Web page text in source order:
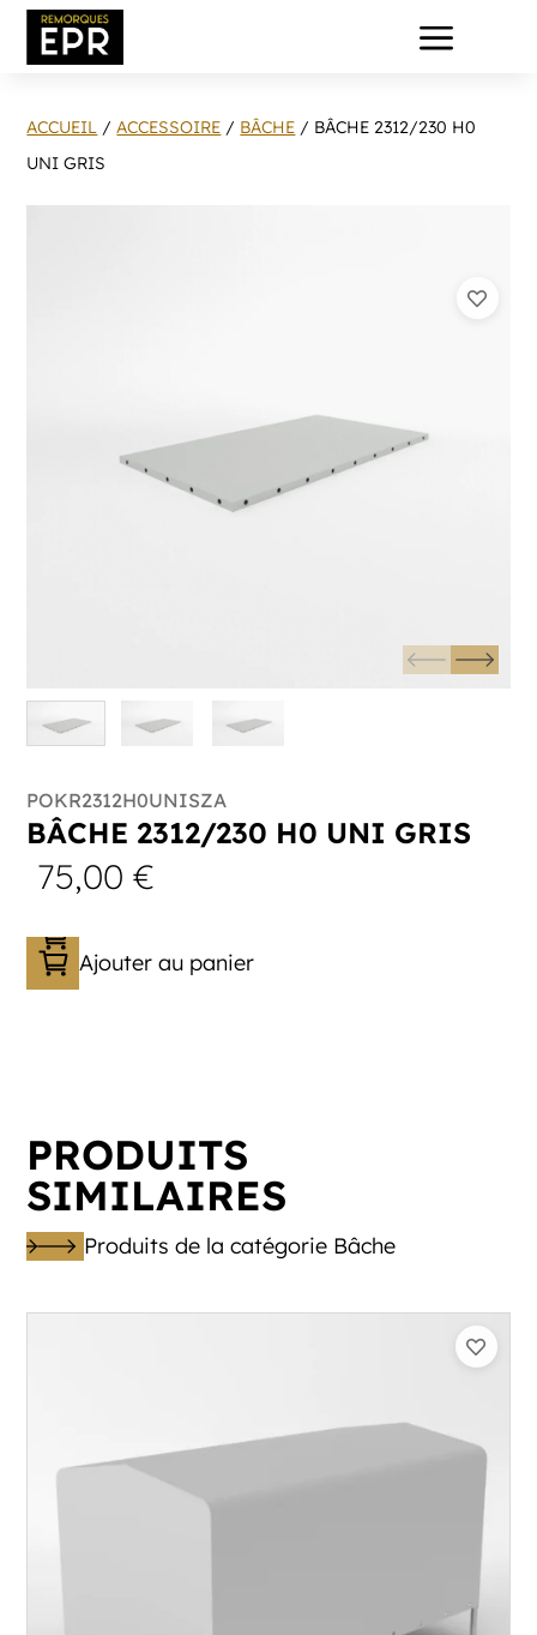
a
ACCUEIL /ACCESSOIRE / BÂCHE / BÂCHE 2312/230 H0
UNI GRIS
POKR2312H0UNISZA
BÂCHE 2312/230 H0 UNI GRIS
75,00€
Ajouter au panier
PRODUITS
SIMILAIRES
Produits de la catégorie Bâche